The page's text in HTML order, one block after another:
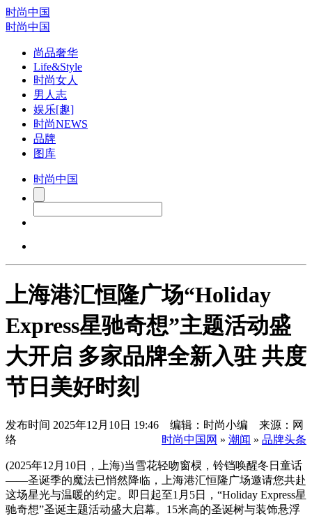
时尚中国
时尚中国
尚品奢华
Life&Style
时尚女人
男人志
娱乐[趣]
时尚NEWS
品牌
图库
时尚中国
上海港汇恒隆广场“Holiday
Express星驰奇想”主题活动盛
大开启 多家品牌全新入驻 共度
节日美好时刻
发布时间 2025年12月10日 19:46 编辑：时尚小编 来源：网
络
时尚中国网 » 潮闻 » 品牌头条
(2025年12月10日，上海)当雪花轻吻窗棂，铃铛唤醒冬日童话
——圣诞季的魔法已悄然降临，上海港汇恒隆广场邀请您共赴
这场星光与温暖的约定。即日起至1月5日，“Holiday Express星
驰奇想”圣诞主题活动盛大启幕。15米高的圣诞树与装饰悬浮